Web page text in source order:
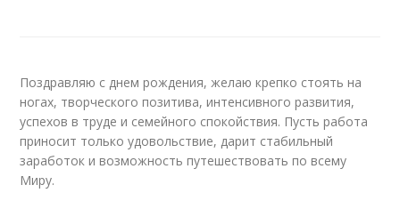
Поздравляю с днем рождения, желаю крепко стоять на
ногах, творческого позитива, интенсивного развития,
успехов в труде и семейного спокойствия. Пусть работа
приносит только удовольствие, дарит стабильный
заработок и возможность путешествовать по всему
Миру.